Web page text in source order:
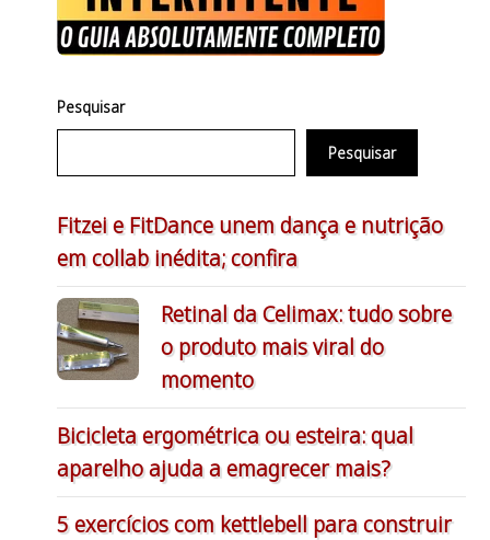
Pesquisar
Pesquisar
Fitzei e FitDance unem dança e nutrição
em collab inédita; confira
Retinal da Celimax: tudo sobre
o produto mais viral do
momento
Bicicleta ergométrica ou esteira: qual
aparelho ajuda a emagrecer mais?
5 exercícios com kettlebell para construir